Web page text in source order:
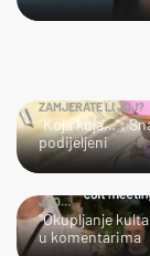
ZAMJERATE LI JOJ?
"Koja kuja…":
podijeljeni
JAO…
"Okupljanje
u komentarima